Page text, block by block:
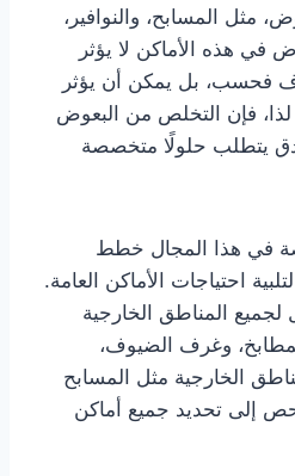
مثل المسابح، والنوافير،
في هذه الأماكن لا يؤثر
فحسب، بل يمكن أن يؤثر
فإن التخلص من البعوض
يتطلب حلولًا متخصصة
في هذا المجال خطط
احتياجات الأماكن العامة.
المناطق الخارجية
وغرف الضيوف،
الخارجية مثل المسابح
إلى تحديد جميع أماكن